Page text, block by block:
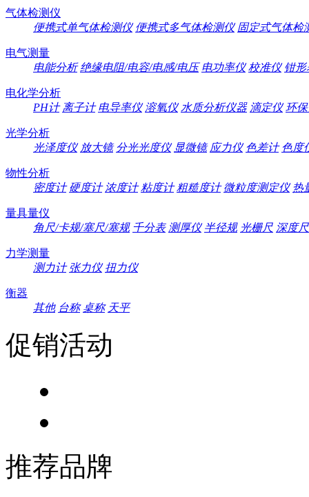
气体检测仪
便携式单气体检测仪 便携式多气体检测仪 固定式气体检
电气测量
电能分析 绝缘电阻/电容/电感/电压 电功率仪 校准仪 钳形
电化学分析
PH计 离子计 电导率仪 溶氧仪 水质分析仪器 滴定仪 环
光学分析
光泽度仪 放大镜 分光光度仪 显微镜 应力仪 色差计 色度
物性分析
密度计 硬度计 浓度计 粘度计 粗糙度计 微粒度测定仪 热
量具量仪
角尺/卡规/塞尺/塞规 千分表 测厚仪 半径规 光栅尺 深度尺
力学测量
测力计 张力仪 扭力仪
衡器
其他 台称 桌称 天平
促销活动
推荐品牌